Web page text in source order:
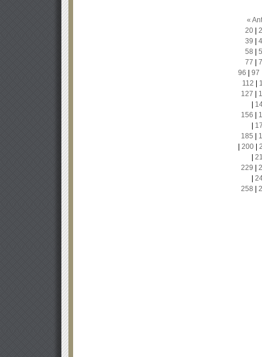
«
20|
39
58
77
96
97
112
127
156
185
200|
229
258